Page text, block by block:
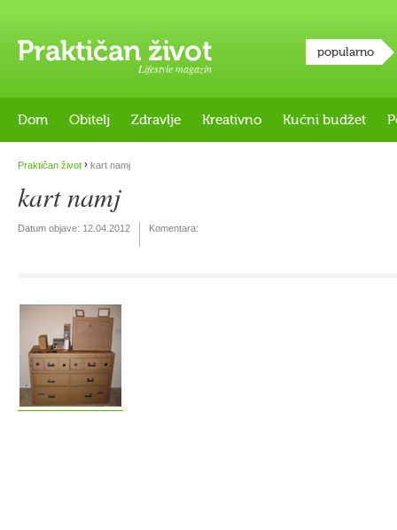
Lifestyle magazin
popularno
Dom Obitelj Zdravlje Kreativno Kućni budžet
Praktičan život › kart namj
kart namj
Datum objave: 12.04.2012 Komentara: